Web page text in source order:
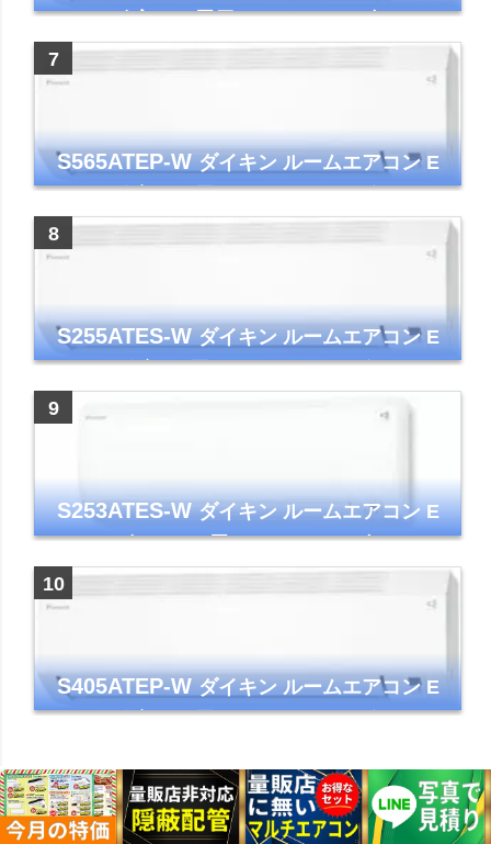
シリーズ 主に10畳用 ホワイト 2025年モデル
コンパクトモデル ストリーマ
S565ATEP-Wダイキン ルームエアコン E
シリーズ 主に18畳用 ホワイト 2025年モデル
コンパクトモデル ストリーマ
S255ATES-Wダイキン ルームエアコン E
シリーズ 主に8畳用 ホワイト 2025年モデル
S253ATES-Wダイキン ルームエアコン E
シリーズ おもに8畳 ホワイト 2023年モデル
ストリーマ
S405ATEP-Wダイキン ルームエアコン E
シリーズ 主に14畳用 ホワイト 2025年モデル